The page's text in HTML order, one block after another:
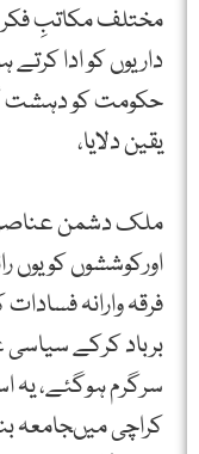
مختلف مکاتبِ
داریوں کو ادا کرتے
حکومت کو دہشت
یقین دلایا،
ملک دشمن
اورکوششوں کویوں
فرقہ وارانہ
برباد کرکے
سرگرم ہوگئے،
کراچی میںجامعہ